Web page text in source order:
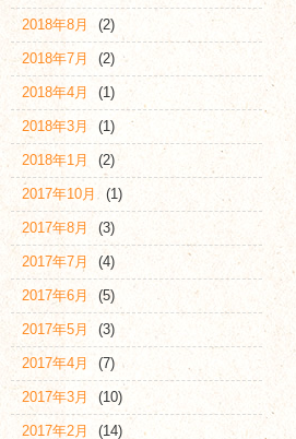
2018年8月 (2)
2018年7月 (2)
2018年4月 (1)
2018年3月 (1)
2018年1月 (2)
2017年10月 (1)
2017年8月 (3)
2017年7月 (4)
2017年6月 (5)
2017年5月 (3)
2017年4月 (7)
2017年3月 (10)
2017年2月 (14)